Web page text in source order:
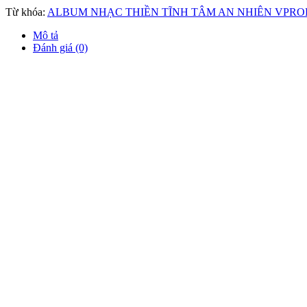
Từ khóa: ALBUM NHẠC THIỀN TĨNH TÂM AN NHIÊN
Mô tả
Đánh giá (0)